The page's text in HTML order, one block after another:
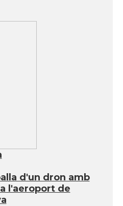
d'un dron amb
l'aeroport de